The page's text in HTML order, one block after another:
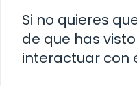
Si no quieres
de que has
interactuar con